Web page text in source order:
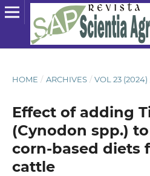
HOME / ARCHIVES / VOL 23 (2024)
Effect of adding
(Cynodon spp.)
corn-based diets
cattle